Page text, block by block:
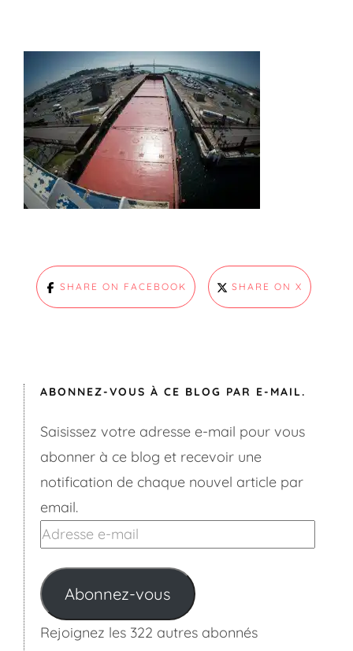
SHARE ON FACEBOOK SHARE ON X
ABONNEZ-VOUS À CE BLOG PAR E-MAIL.
Saisissez votre adresse e-mail pour vous
abonner à ce blog et recevoir une
notification de chaque nouvel article par
email.
Adresse
mail
Abonnez-vous
Rejoignez les 322 autres abonnés